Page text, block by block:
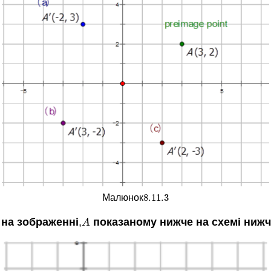
Малюнок8.11.3
8.11.3
зображенні,A
A показаному нижче на схемі